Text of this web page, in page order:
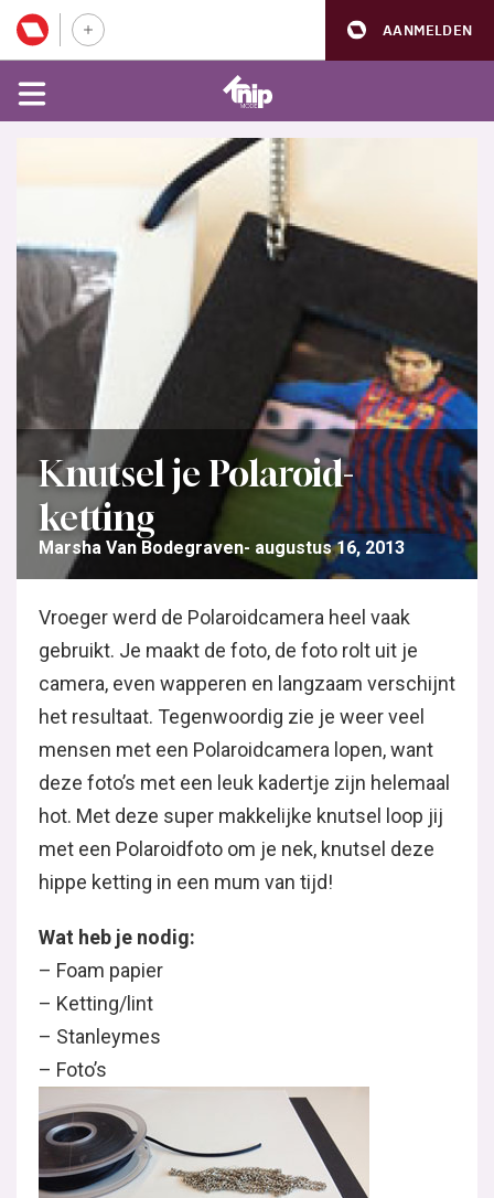
AANMELDEN
Knutsel je Polaroid-
ketting
Marsha Van Bodegraven augustus 16, 2013
Vroeger werd de Polaroidcamera heel vaak
gebruikt. Je maakt de foto, de foto rolt uit je
camera, even wapperen en langzaam verschijnt
het resultaat. Tegenwoordig zie je weer veel
mensen met een Polaroidcamera lopen, want
deze foto’s met een leuk kadertje zijn helemaal
hot. Met deze super makkelijke knutsel loop jij
met een Polaroidfoto om je nek, knutsel deze
hippe ketting in een mum van tijd!
Wat heb je nodig:
– Foam papier
– Ketting/lint
– Stanleymes
– Foto’s